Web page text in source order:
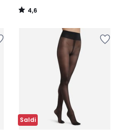
4,6
/
Saldi